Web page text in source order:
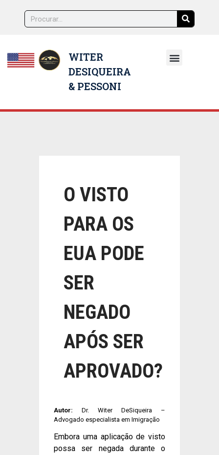
WITER
DESIQUEIRA
& PESSONI
O VISTO
PARA OS
EUA PODE
SER
NEGADO
APÓS SER
APROVADO?
Autor: Dr. Witer DeSiqueira –
Advogado especialista em Imigração
Embora uma aplicação de visto
possa ser negada durante o